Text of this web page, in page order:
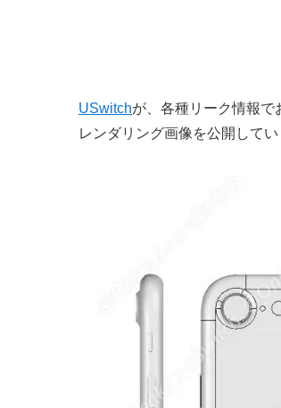
USwitchが、各種リーク情報で
レンダリング画像を公開してい